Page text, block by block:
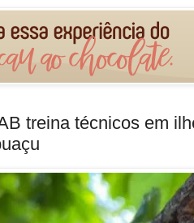
treina técnicos em